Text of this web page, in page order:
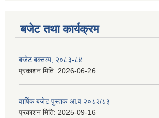
बजेट तथा कार्यक्रम
बजेट बक्तव्य, २०८३-८४
प्रकाशन मिति: 2026-06-26
वार्षिक बजेट पुस्तक आ.व २०८२/८३
प्रकाशन मिति: 2025-09-16